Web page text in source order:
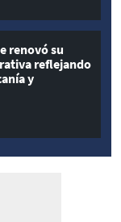
renovó su
reflejando
y